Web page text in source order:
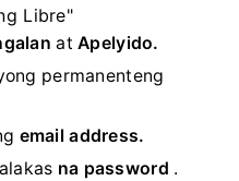
Libre"
atApelyido.
permanenteng
email address.
na password .